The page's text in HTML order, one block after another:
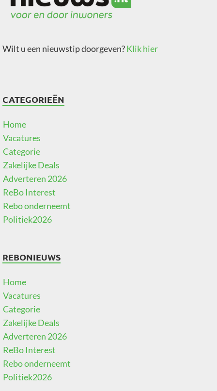
Wilt u een nieuwstip doorgeven?Klik hier
CATEGORIEËN
Home
Vacatures
Categorie
Zakelijke Deals
Adverteren 2026
ReBo Interest
Rebo onderneemt
Politiek2026
REBONIEUWS
Home
Vacatures
Categorie
Zakelijke Deals
Adverteren 2026
ReBo Interest
Rebo onderneemt
Politiek2026